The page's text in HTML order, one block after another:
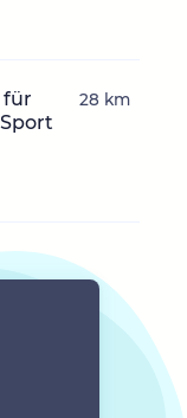
für
28 km